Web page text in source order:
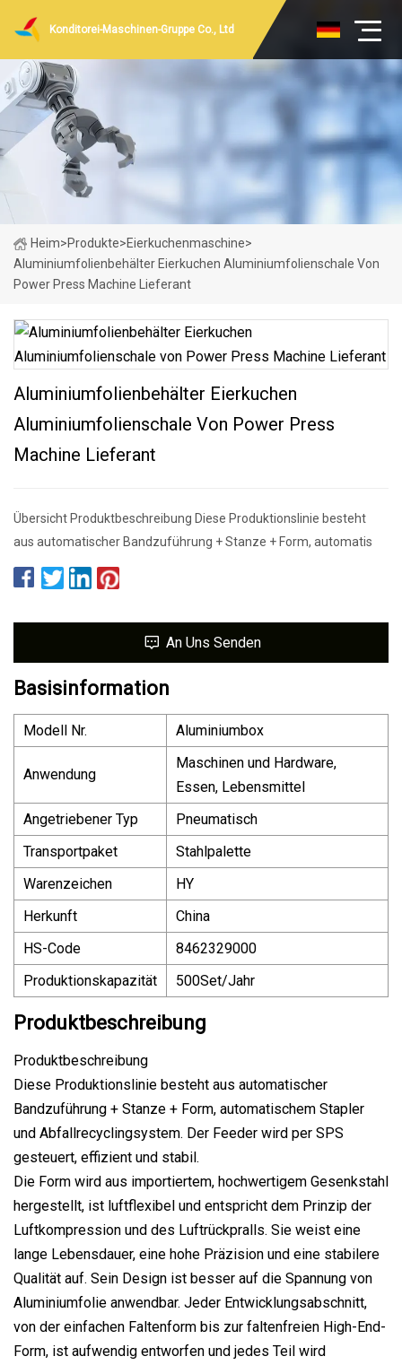
Konditorei-Maschinen-Gruppe Co., Ltd
Heim>Produkte>Eierkuchenmaschine>
Aluminiumfolienbehälter Eierkuchen Aluminiumfolienschale Von
Power Press Machine Lieferant
Aluminiumfolienbehälter Eierkuchen
Aluminiumfolienschale Von Power Press
Machine Lieferant
Übersicht Produktbeschreibung Diese Produktionslinie besteht
aus automatischer Bandzuführung + Stanze + Form, automatis
An Uns Senden
Basisinformation
Modell Nr. Aluminiumbox
Anwendung
Maschinen und Hardware,
Essen, Lebensmittel
Angetriebener Typ
Pneumatisch
Transportpaket
Stahlpalette
Warenzeichen
HY
Herkunft
China
HS-Code
8462329000
Produktionskapazität
500Set/Jahr
Produktbeschreibung
Produktbeschreibung
Diese Produktionslinie besteht aus automatischer
Bandzuführung + Stanze + Form, automatischem Stapler
und Abfallrecyclingsystem. Der Feeder wird per SPS
gesteuert, effizient und stabil.
Die Form wird aus importiertem, hochwertigem Gesenkstahl
hergestellt, ist luftflexibel und entspricht dem Prinzip der
Luftkompression und des Luftrückpralls. Sie weist eine
lange Lebensdauer, eine hohe Präzision und eine stabilere
Qualität auf. Sein Design ist besser auf die Spannung von
Aluminiumfolie anwendbar. Jeder Entwicklungsabschnitt,
von der einfachen Faltenform bis zur faltenfreien High-End-
Form, ist aufwendig entworfen und jedes Teil wird